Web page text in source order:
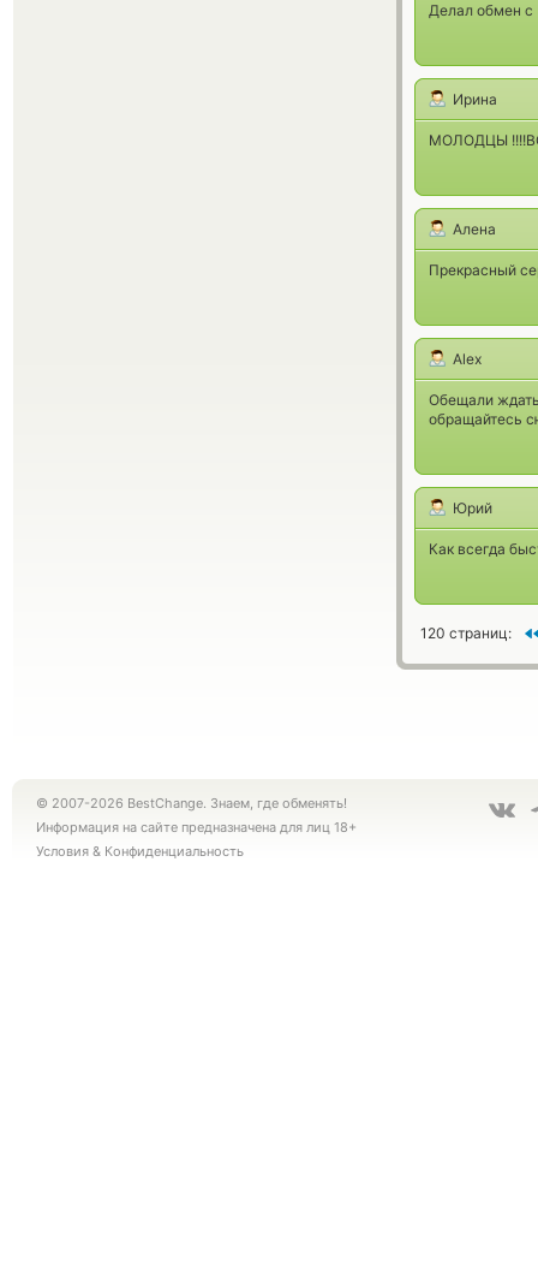
Делал обмен с
Ирина
МОЛОДЦЫ
Алена
Прекрасный
Alex
Обещали
обращайтесь
Юрий
Как всегда
120 страниц:
© 2007-2026 BestChange. Знаем, где обменять!
Информация на сайте предназначена для лиц 18+
Условия & Конфиденциальность